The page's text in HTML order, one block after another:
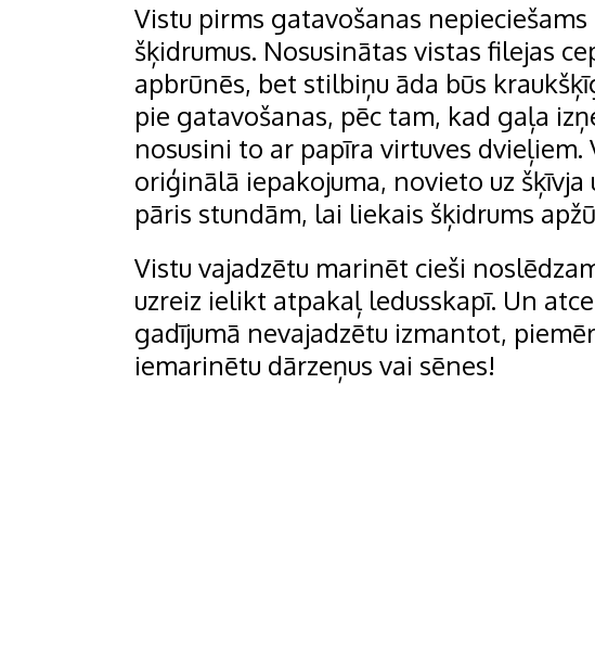
Vistu pirms gatavošanas
šķidrumus. Nosusinātas vistas filejas
apbrūnēs, bet stilbiņu āda būs
pie gatavošanas, pēc tam, kad gaļa
nosusini to ar papīra virtuves
oriģinālā iepakojuma, novieto uz šķīvja
pāris stundām, lai liekais šķidrums
Vistu vajadzētu marinēt cieši
uzreiz ielikt atpakaļ ledusskapī. Un
gadījumā nevajadzētu izmantot,
iemarinētu dārzeņus vai sēnes!